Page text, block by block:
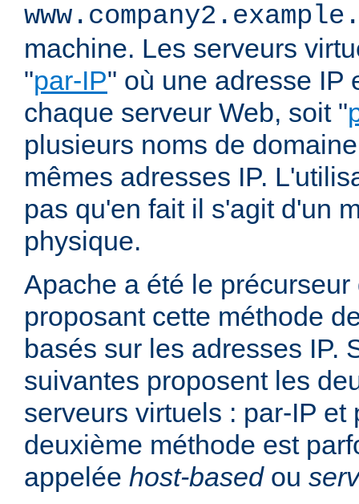
machine. Les serveurs
"par-IP" où une adresse IP
chaque serveur Web, soit "
plusieurs noms de
mêmes adresses IP.
pas qu'en fait il s'agit d'un
physique.
Apache a été le
proposant cette méthode
basés sur les adresses IP.
suivantes proposent les
serveurs virtuels : par-IP et
deuxième méthode est
appelée host-basedou